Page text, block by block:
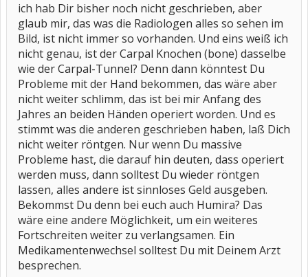
ich hab Dir bisher noch nicht geschrieben, aber
glaub mir, das was die Radiologen alles so sehen im
Bild, ist nicht immer so vorhanden. Und eins weiß ich
nicht genau, ist der Carpal Knochen (bone) dasselbe
wie der Carpal-Tunnel? Denn dann könntest Du
Probleme mit der Hand bekommen, das wäre aber
nicht weiter schlimm, das ist bei mir Anfang des
Jahres an beiden Händen operiert worden. Und es
stimmt was die anderen geschrieben haben, laß Dich
nicht weiter röntgen. Nur wenn Du massive
Probleme hast, die darauf hin deuten, dass operiert
werden muss, dann solltest Du wieder röntgen
lassen, alles andere ist sinnloses Geld ausgeben.
Bekommst Du denn bei euch auch Humira? Das
wäre eine andere Möglichkeit, um ein weiteres
Fortschreiten weiter zu verlangsamen. Ein
Medikamentenwechsel solltest Du mit Deinem Arzt
besprechen.